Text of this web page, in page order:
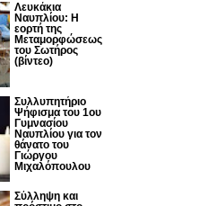
Λευκάκια
Ναυπλίου: Η
εορτή της
Μεταμορφώσεως
του Σωτήρος
(βίντεο)
Συλλυπητήριο
Ψήφισμα του 1ου
Γυμνασίου
Ναυπλίου για τον
θάνατο του
Γιώργου
Μιχαλόπουλου
Σύλληψη και